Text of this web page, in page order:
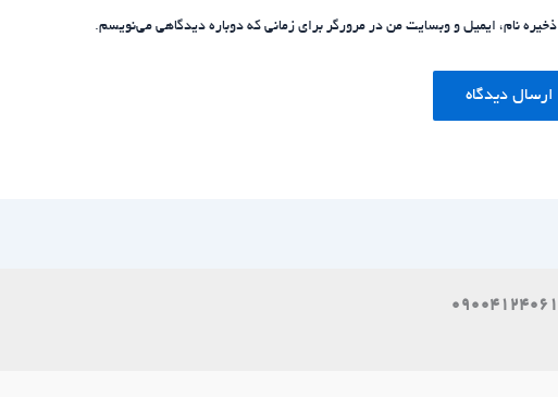
ذخیره نام، ایمیل و وبسایت من در مرورگر برای زمانی که دوباره دیدگاهی می‌نویسم.